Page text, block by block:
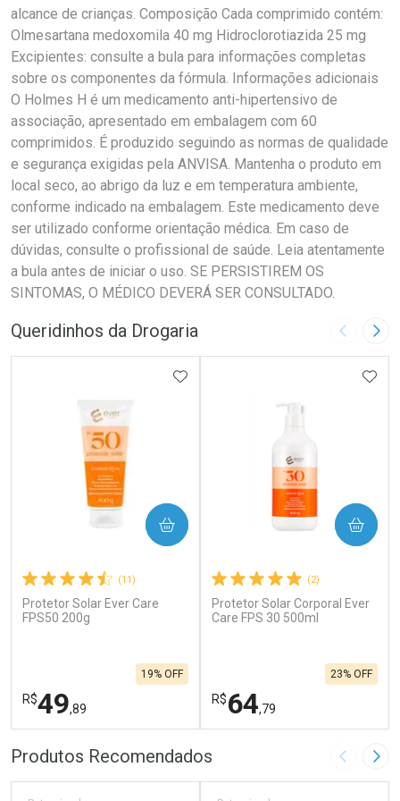
alcance de crianças. Composição Cada comprimido contém:
Olmesartana medoxomila 40 mg Hidroclorotiazida 25 mg
Excipientes: consulte a bula para informações completas
sobre os componentes da fórmula. Informações adicionais
O Holmes H é um medicamento anti-hipertensivo de
associação, apresentado em embalagem com 60
comprimidos. É produzido seguindo as normas de qualidade
e segurança exigidas pela ANVISA. Mantenha o produto em
local seco, ao abrigo da luz e em temperatura ambiente,
conforme indicado na embalagem. Este medicamento deve
ser utilizado conforme orientação médica. Em caso de
dúvidas, consulte o profissional de saúde. Leia atentamente
a bula antes de iniciar o uso. SE PERSISTIREM OS
SINTOMAS, O MÉDICO DEVERÁ SER CONSULTADO.
Queridinhos da Drogaria Imagem
(11)
Protetor Solar Ever Care
FPS50 200g
R$49,89
19% OFF
ADICIONAR AOS FAVORITOS
COMPRAR
FECHAR
FECHAR
(2)
Protetor Solar Corporal Ever
Care FPS 30 500ml
R$64,79
23% OFF
COMPRAR
Produtos Recomendados Imagem